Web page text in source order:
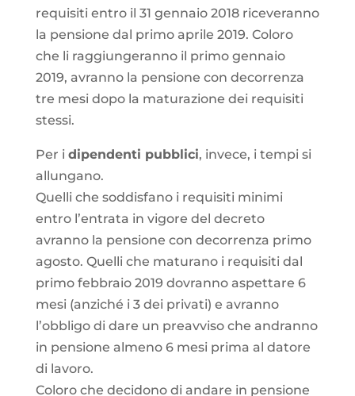
requisiti entro il 31 gennaio 2018 riceveranno
la pensione dal primo aprile 2019. Coloro
che li raggiungeranno il primo gennaio
2019, avranno la pensione con decorrenza
tre mesi dopo la maturazione dei requisiti
stessi.
Per i dipendenti pubblici, invece, i tempi si
allungano.
Quelli che soddisfano i requisiti minimi
entro l’entrata in vigore del decreto
avranno la pensione con decorrenza primo
agosto. Quelli che maturano i requisiti dal
primo febbraio 2019 dovranno aspettare 6
mesi (anziché i 3 dei privati) e avranno
l’obbligo di dare un preavviso che andranno
in pensione almeno 6 mesi prima al datore
di lavoro.
Coloro che decidono di andare in pensione